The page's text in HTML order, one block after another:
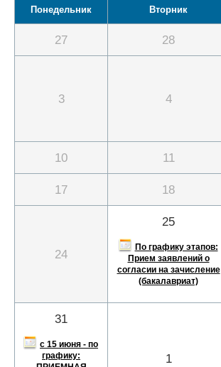
Понедельник Вторник
27 28
3 4
10 11
17 18
24
25
По графику этапов:
Прием заявлений о
согласии на зачисление
(бакалавриат)
31
с 15 июня - по
графику:
1